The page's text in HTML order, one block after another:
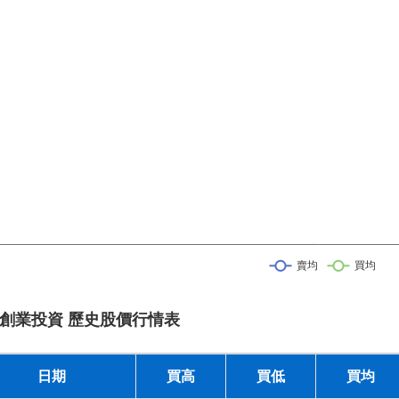
業投資 歷史股價行情表
日期 買高 買低 買均